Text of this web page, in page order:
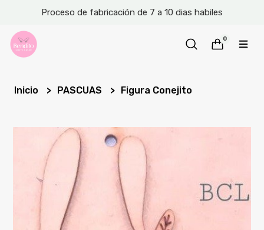
Proceso de fabricación de 7 a 10 dias habiles
0
Inicio PASCUAS Figura Conejito